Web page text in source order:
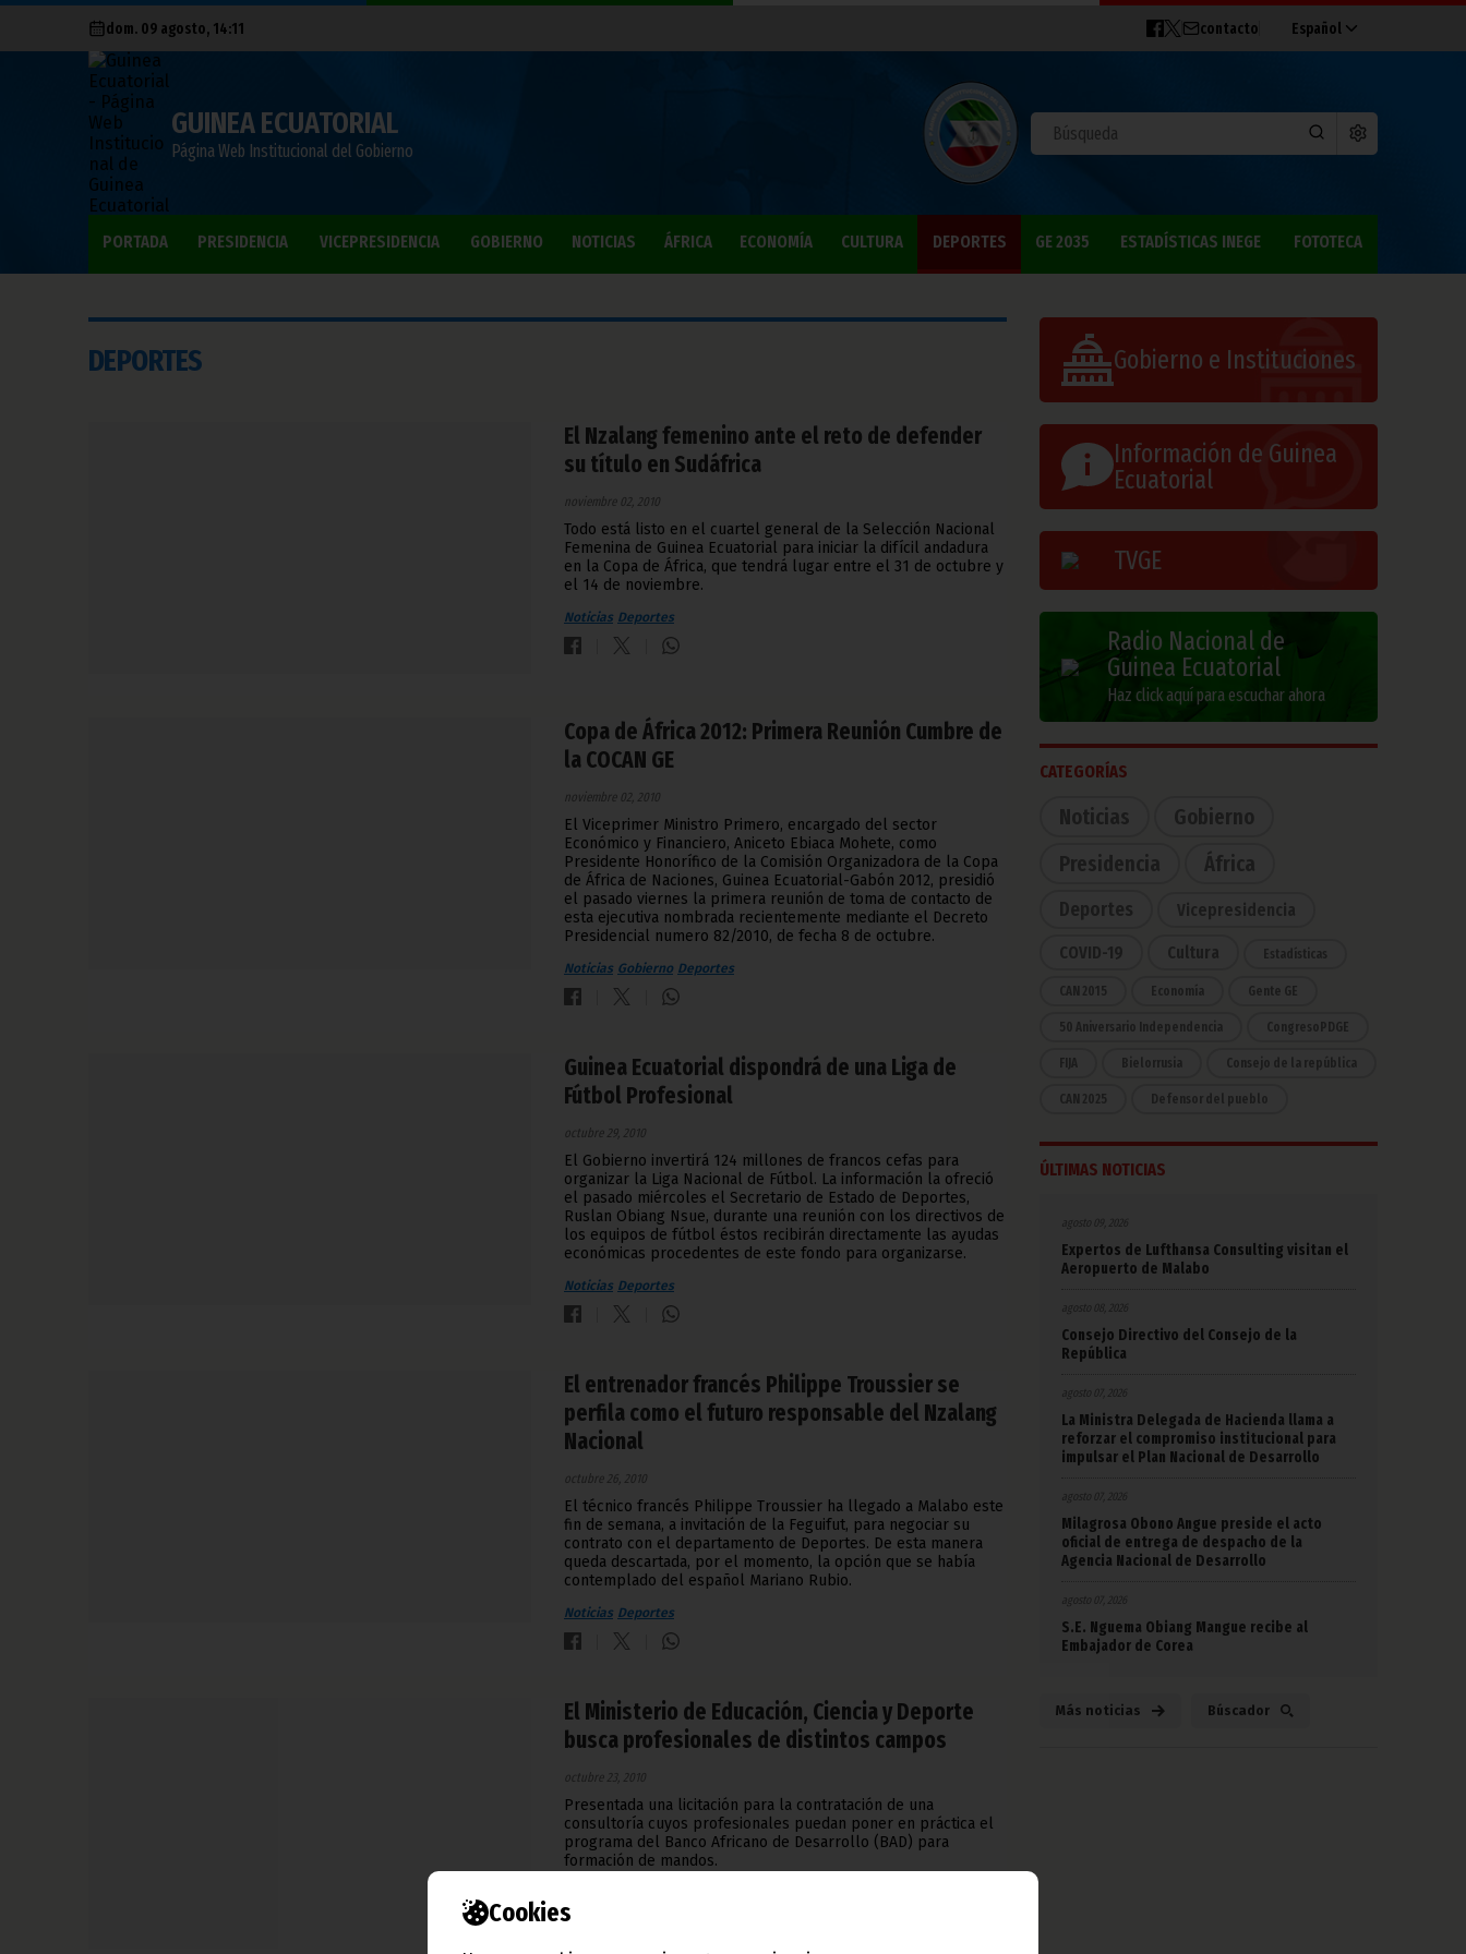
Cookies
dom. 09 agosto, 14:11 contacto Español
GUINEA ECUATORIAL
Página Web Institucional del Gobierno
PORTADA PRESIDENCIA VICEPRESIDENCIA GOBIERNO NOTICIAS ÁFRICA ECONOMÍA CULTURA DEPORTES GE 2035 ESTADÍSTICAS INEGE FOTOTECA
DEPORTES
El Nzalang femenino ante el reto de defender
su título en Sudáfrica
noviembre 02, 2010
Todo está listo en el cuartel general de la Selección Nacional
Femenina de Guinea Ecuatorial para iniciar la difícil andadura
en la Copa de África, que tendrá lugar entre el 31 de octubre y
el 14 de noviembre.
Noticias Deportes
Copa de África 2012: Primera Reunión Cumbre de
la COCAN GE
noviembre 02, 2010
El Viceprimer Ministro Primero, encargado del sector
Económico y Financiero, Aniceto Ebiaca Mohete, como
Presidente Honorífico de la Comisión Organizadora de la Copa
de África de Naciones, Guinea Ecuatorial-Gabón 2012, presidió
el pasado viernes la primera reunión de toma de contacto de
esta ejecutiva nombrada recientemente mediante el Decreto
Presidencial numero 82/2010, de fecha 8 de octubre.
Noticias Gobierno Deportes
Guinea Ecuatorial dispondrá de una Liga de
Fútbol Profesional
octubre 29, 2010
El Gobierno invertirá 124 millones de francos cefas para
organizar la Liga Nacional de Fútbol. La información la ofreció
el pasado miércoles el Secretario de Estado de Deportes,
Ruslan Obiang Nsue, durante una reunión con los directivos de
los equipos de fútbol éstos recibirán directamente las ayudas
económicas procedentes de este fondo para organizarse.
Noticias Deportes
El entrenador francés Philippe Troussier se
perfila como el futuro responsable del Nzalang
Nacional
octubre 26, 2010
El técnico francés Philippe Troussier ha llegado a Malabo este
fin de semana, a invitación de la Feguifut, para negociar su
contrato con el departamento de Deportes. De esta manera
queda descartada, por el momento, la opción que se había
contemplado del español Mariano Rubio.
Noticias Deportes
El Ministerio de Educación, Ciencia y Deporte
busca profesionales de distintos campos
octubre 23, 2010
Presentada una licitación para la contratación de una
consultoría cuyos profesionales puedan poner en práctica el
programa del Banco Africano de Desarrollo (BAD) para
formación de mandos.
Gobierno e Instituciones
Información de Guinea
Ecuatorial
TVGE
Radio Nacional de
Guinea Ecuatorial
Haz click aquí para escuchar ahora
CATEGORÍAS
Noticias
Gobierno
Presidencia
África
Deportes Vicepresidencia
COVID-19 Cultura Estadísticas
CAN 2015 Economía Gente GE
50 Aniversario Independencia CongresoPDGE
FIJA Bielorrusia Consejo de la república
CAN 2025 Defensor del pueblo
ÚLTIMAS NOTICIAS
agosto 09, 2026
Expertos de Lufthansa Consulting visitan el
Aeropuerto de Malabo
agosto 08, 2026
Consejo Directivo del Consejo de la
República
agosto 07, 2026
La Ministra Delegada de Hacienda llama a
reforzar el compromiso institucional para
impulsar el Plan Nacional de Desarrollo
agosto 07, 2026
Milagrosa Obono Angue preside el acto
oficial de entrega de despacho de la
Agencia Nacional de Desarrollo
agosto 07, 2026
S.E. Nguema Obiang Mangue recibe al
Embajador de Corea
Más noticias Búscador